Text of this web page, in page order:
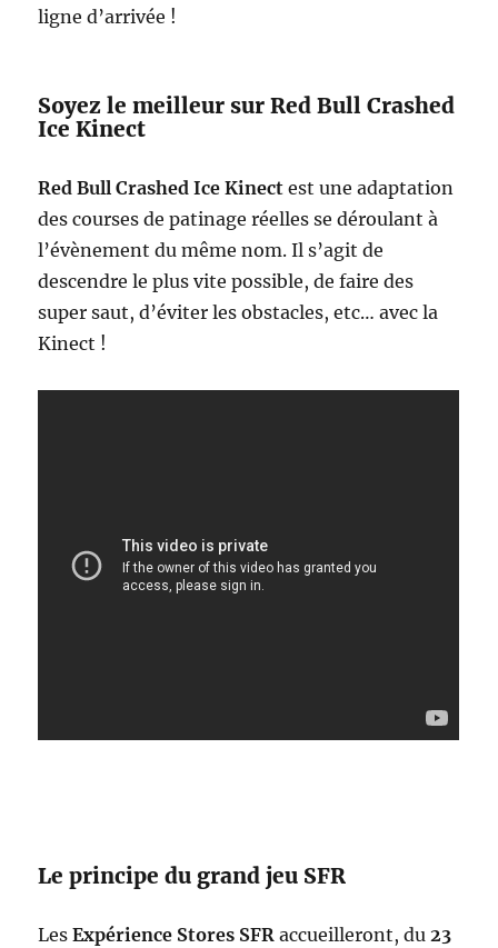
ligne d’arrivée !
Soyez le meilleur sur Red Bull Crashed
Ice Kinect
Red Bull Crashed Ice Kinect est une adaptation
des courses de patinage réelles se déroulant à
l’évènement du même nom. Il s’agit de
descendre le plus vite possible, de faire des
super saut, d’éviter les obstacles, etc… avec la
Kinect !
Le principe du grand jeu SFR
LesExpérience Stores SFR accueilleront, du23